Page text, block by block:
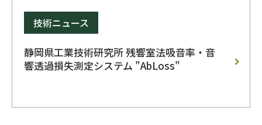
技術ニュース
静岡県工業技術研究所 残響室法吸音率・音
響透過損失測定システム "AbLoss"